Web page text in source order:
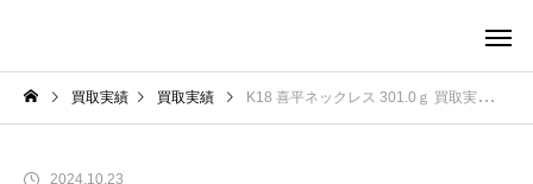
買取実績 買取実績 K18 喜平ネックレス 301.0ｇ 買取実績￥3,323,040-
2024.10.23